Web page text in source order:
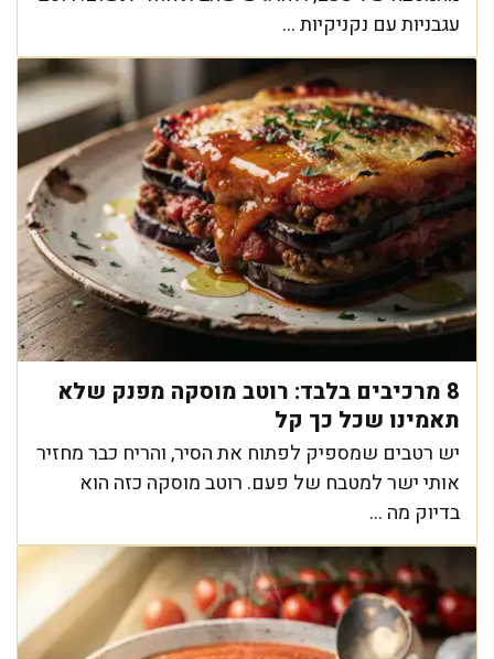
עגבניות עם נקניקיות ...
8 מרכיבים בלבד: רוטב מוסקה מפנק שלא
תאמינו שכל כך קל
יש רטבים שמספיק לפתוח את הסיר, והריח כבר מחזיר
אותי ישר למטבח של פעם. רוטב מוסקה כזה הוא
בדיוק מה ...